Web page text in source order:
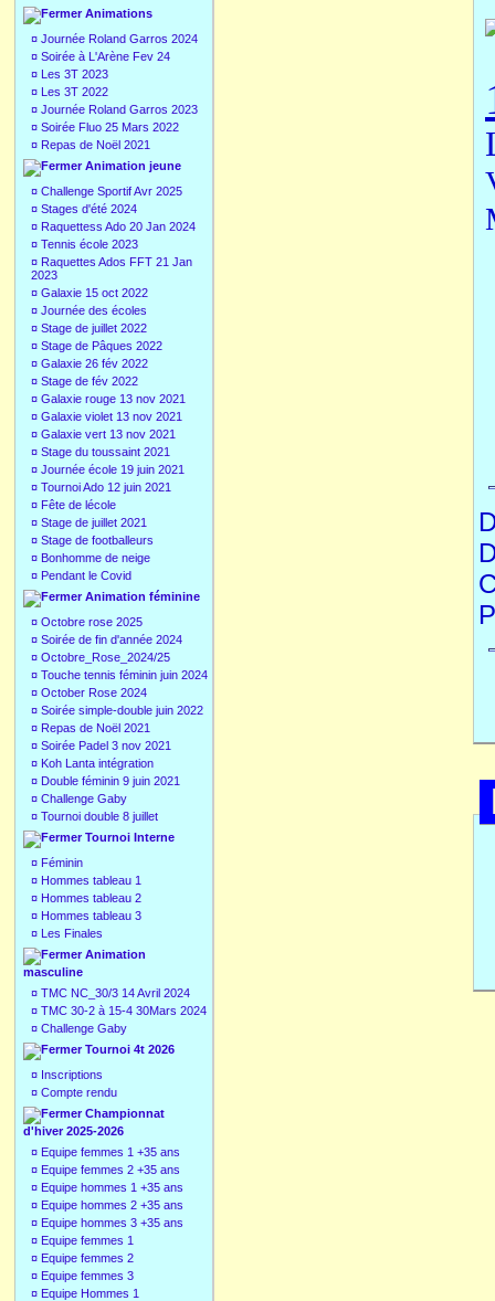
Animations
¤ Journée Roland Garros 2024
¤ Soirée à L'Arène Fev 24
¤ Les 3T 2023
¤ Les 3T 2022
¤ Journée Roland Garros 2023
¤ Soirée Fluo 25 Mars 2022
¤ Repas de Noël 2021
Animation jeune
¤ Challenge Sportif Avr 2025
¤ Stages d'été 2024
¤ Raquettess Ado 20 Jan 2024
¤ Tennis école 2023
¤ Raquettes Ados FFT 21 Jan
2023
¤ Galaxie 15 oct 2022
¤ Journée des écoles
¤ Stage de juillet 2022
¤ Stage de Pâques 2022
¤ Galaxie 26 fév 2022
¤ Stage de fév 2022
¤ Galaxie rouge 13 nov 2021
¤ Galaxie violet 13 nov 2021
¤ Galaxie vert 13 nov 2021
¤ Stage du toussaint 2021
¤ Journée école 19 juin 2021
¤ Tournoi Ado 12 juin 2021
¤ Fête de lécole
¤ Stage de juillet 2021
¤ Stage de footballeurs
¤ Bonhomme de neige
¤ Pendant le Covid
Animation féminine
¤ Octobre rose 2025
¤ Soirée de fin d'année 2024
¤ Octobre_Rose_2024/25
¤ Touche tennis féminin juin 2024
¤ October Rose 2024
¤ Soirée simple-double juin 2022
¤ Repas de Noël 2021
¤ Soirée Padel 3 nov 2021
¤ Koh Lanta intégration
¤ Double féminin 9 juin 2021
¤ Challenge Gaby
¤ Tournoi double 8 juillet
Tournoi Interne
¤ Féminin
¤ Hommes tableau 1
¤ Hommes tableau 2
¤ Hommes tableau 3
¤ Les Finales
Animation
masculine
¤ TMC NC_30/3 14 Avril 2024
¤ TMC 30-2 à 15-4 30Mars 2024
¤ Challenge Gaby
Tournoi 4t 2026
¤ Inscriptions
¤ Compte rendu
Championnat
d'hiver 2025-2026
¤ Equipe femmes 1 +35 ans
¤ Equipe femmes 2 +35 ans
¤ Equipe hommes 1 +35 ans
¤ Equipe hommes 2 +35 ans
¤ Equipe hommes 3 +35 ans
¤ Equipe femmes 1
¤ Equipe femmes 2
¤ Equipe femmes 3
¤ Equipe Hommes 1